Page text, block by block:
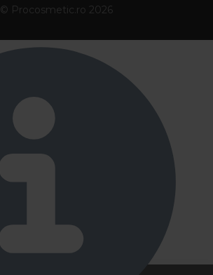
© Procosmetic.ro 2026